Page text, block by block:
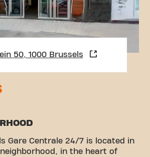
50, 1000 Brussels
Gare Centrale 24/7 is located in
in the heart of